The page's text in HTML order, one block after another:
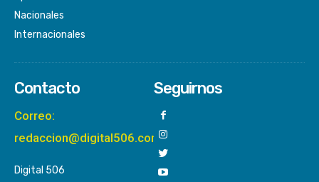
Nacionales
Internacionales
Contacto
Correo:
redaccion@digital506.com
Digital 506
Seguirnos